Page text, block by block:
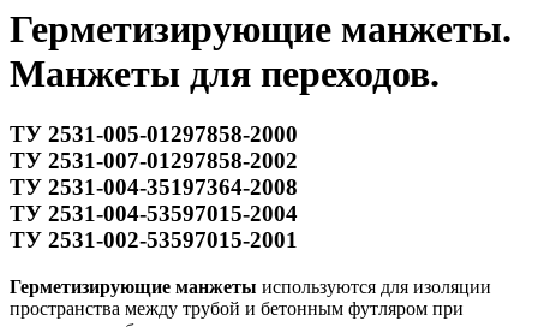
Герметизирующие манжеты.
Манжеты для переходов.
ТУ 2531-005-01297858-2000
ТУ 2531-007-01297858-2002
ТУ 2531-004-35197364-2008
ТУ 2531-004-53597015-2004
ТУ 2531-002-53597015-2001
Герметизирующие манжеты используются для изоляции
пространства между трубой и бетонным футляром при